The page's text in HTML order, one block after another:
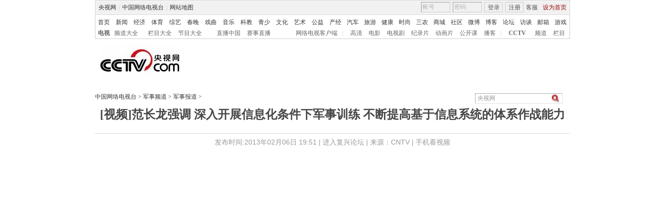
央视网 中国网络电视台 网站地图 客服 设为首页
登录 注册
首页 新闻 经济 体育 综艺 春晚 戏曲 音乐 科教 青少 文化 艺术 公益 产经 汽车 旅游 健康 时尚 三农 商城 社区 微博 博客 论坛 访谈 邮箱
游戏
电视
频道大全 栏目大全 节目大全 直播中国 赛事直播 网络电视客户端 高清 电影 电视剧 纪录片 动画片 公开课 播客 CCTV 频道 栏目
中国网络电视台 > 军事频道 > 军事报道 >
[视频]范长龙强调 深入开展信息化条件下军事训练 不断提高基于信息系统的体系作战能力
发布时间:2013年02月06日 19:51 | 进入复兴论坛 | 来源：CNTV | 手机看视频